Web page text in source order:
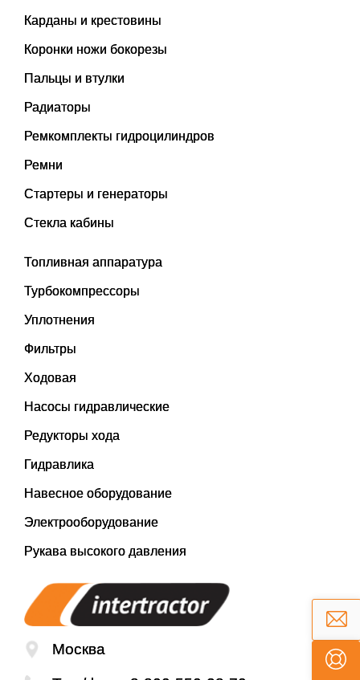
Карданы и крестовины
Коронки ножи бокорезы
Пальцы и втулки
Радиаторы
Ремкомплекты гидроцилиндров
Ремни
Стартеры и генераторы
Стекла кабины
Топливная аппаратура
Турбокомпрессоры
Уплотнения
Фильтры
Ходовая
Насосы гидравлические
Редукторы хода
Гидравлика
Навесное оборудование
Электрооборудование
Рукава высокого давления
Москва